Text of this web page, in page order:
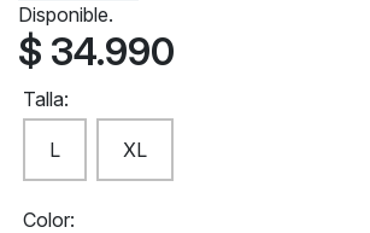
Disponible.
$ 34.990
Talla:
L XL
Color: